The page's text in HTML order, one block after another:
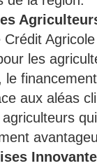
les
le
aux aléas